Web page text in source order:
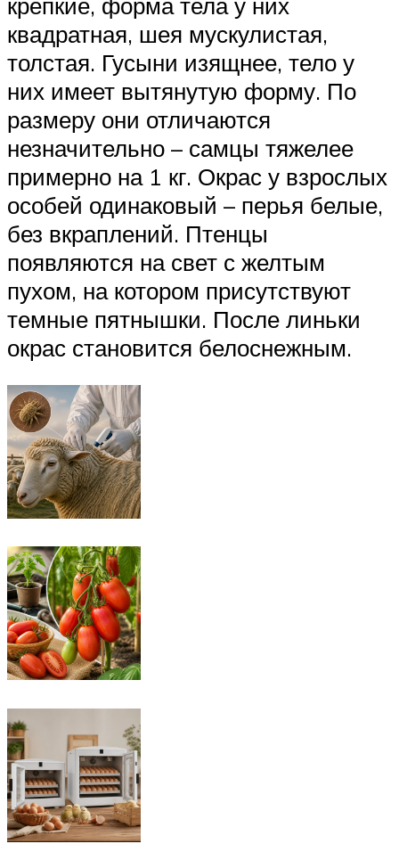
квадратная, шея мускулистая,
толстая. Гусыни изящнее, тело у
них имеет вытянутую форму. По
размеру они отличаются
незначительно – самцы тяжелее
примерно на 1 кг. Окрас у взрослых
особей одинаковый – перья белые,
без вкраплений. Птенцы
появляются на свет с желтым
пухом, на котором присутствуют
темные пятнышки. После линьки
окрас становится белоснежным.